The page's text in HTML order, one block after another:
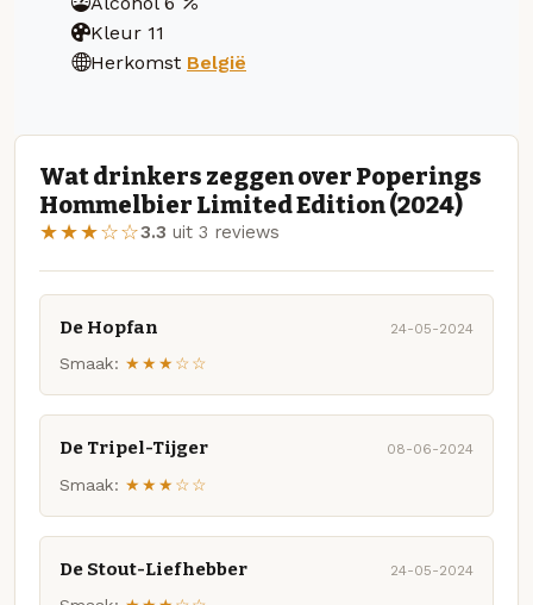
Kleur 11
Herkomst België
Wat drinkers zeggen over Poperings
Hommelbier Limited Edition (2024)
★★★☆☆3.3 uit 3 reviews
De Hopfan 24-05-2024
Smaak: ★★★☆☆
De Tripel-Tijger 08-06-2024
Smaak: ★★★☆☆
De Stout-Liefhebber 24-05-2024